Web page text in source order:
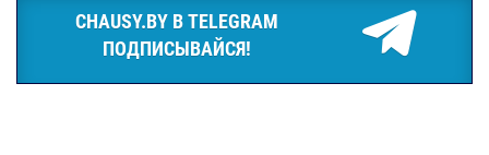
CHAUSY.BY В TELEGRAM
ПОДПИСЫВАЙСЯ!